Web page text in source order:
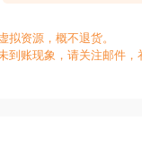
拟资源，概不退货。
到账现象，请关注邮件